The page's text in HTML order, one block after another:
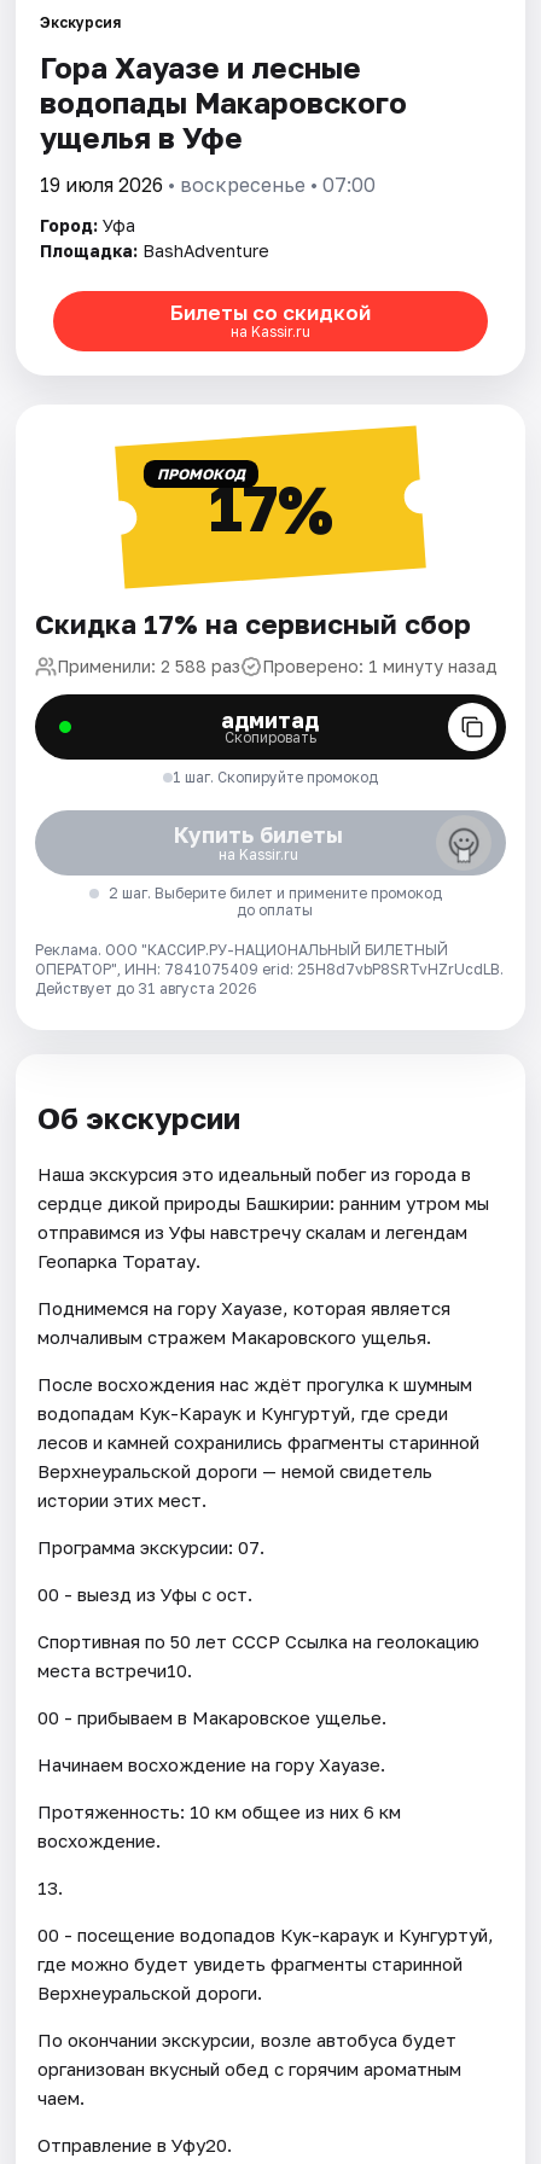
Площадки
Артисты
Рейтинги
Экскурсия
Гора Хауазе и лесные
водопады Макаровского
ущелья в Уфе
19 июля 2026 • воскресенье • 07:00
Город: Уфа
Площадка: BashAdventure
Билеты со скидкой
на Kassir.ru
ПРОМОКОД17%
Скидка 17% на сервисный сбор
Применили: 2 588 раз Проверено: 1 минуту назад
адмитад
Скопировать
1 шаг. Скопируйте промокод
Купить билеты
на Kassir.ru
2 шаг. Выберите билет и примените промокод
до оплаты
Реклама. ООО "КАССИР.РУ-НАЦИОНАЛЬНЫЙ БИЛЕТНЫЙ
ОПЕРАТОР", ИНН: 7841075409 erid: 25H8d7vbP8SRTvHZrUcdLB.
Действует до 31 августа 2026
Об экскурсии
Наша экскурсия это идеальный побег из города в
сердце дикой природы Башкирии: ранним утром мы
отправимся из Уфы навстречу скалам и легендам
Геопарка Торатау.
Поднимемся на гору Хауазе, которая является
молчаливым стражем Макаровского ущелья.
После восхождения нас ждёт прогулка к шумным
водопадам Кук-Караук и Кунгуртуй, где среди
лесов и камней сохранились фрагменты старинной
Верхнеуральской дороги — немой свидетель
истории этих мест.
Программа экскурсии: 07.
00 - выезд из Уфы с ост.
Спортивная по 50 лет СССР Ссылка на геолокацию
места встречи10.
00 - прибываем в Макаровское ущелье.
Начинаем восхождение на гору Хауазе.
Протяженность: 10 км общее из них 6 км
восхождение.
13.
00 - посещение водопадов Кук-караук и Кунгуртуй,
где можно будет увидеть фрагменты старинной
Верхнеуральской дороги.
По окончании экскурсии, возле автобуса будет
организован вкусный обед с горячим ароматным
чаем.
Отправление в Уфу20.